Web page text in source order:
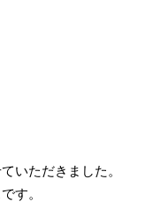
いただきました。
す。